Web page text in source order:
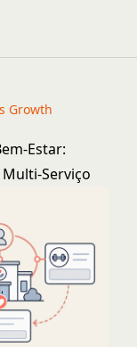
Growth
Estar:
Serviço